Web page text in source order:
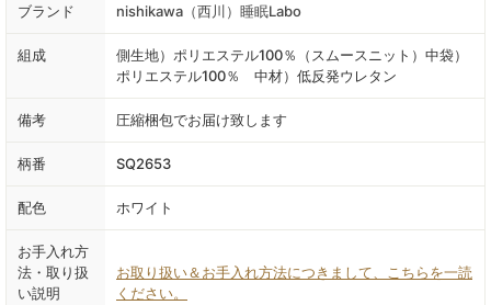
ブランド nishikawa（西川）睡眠Labo
組成
側生地）ポリエステル100％（スムースニット）中袋）
ポリエステル100％ 中材）低反発ウレタン
備考 圧縮梱包でお届け致します
柄番 SQ2653
配色 ホワイト
お手入れ方
法・取り扱
い説明
お取り扱い＆お手入れ方法につきまして、こちらを一読
ください。